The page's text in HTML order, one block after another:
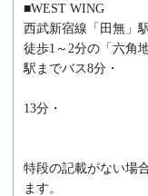
■WEST WING
西武新宿線「田無」
徒歩1～2分の「六角
駅までバス8分・
西武池袋線
13分・
JR中央線「
特段の記載がない場
ます。